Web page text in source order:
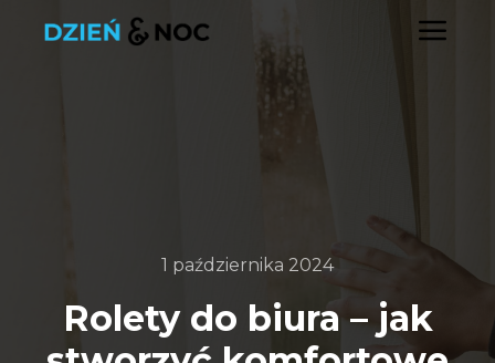
1 października 2024
Rolety do biura – jak